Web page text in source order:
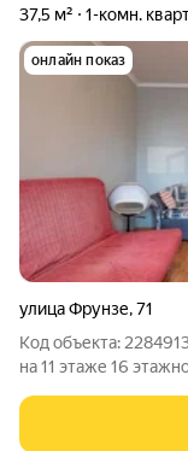
37,5 м² 1-комн.
онлайн показ
улица Фрунзе,71
Код объекта:
на 11 этаже 16
и уютный район. О
Меблированная